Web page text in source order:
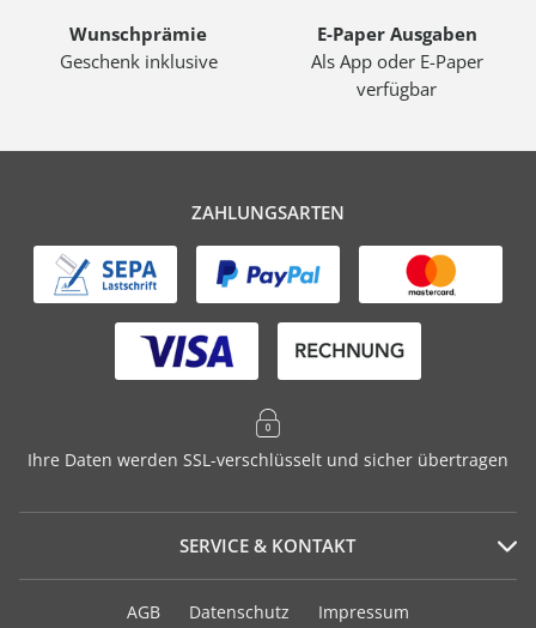
Wunschprämie
Geschenk inklusive
E-Paper Ausgaben
Als App oder E-Paper
verfügbar
ZAHLUNGSARTEN
Ihre Daten werden SSL-verschlüsselt und sicher übertragen
SERVICE & KONTAKT
Serviceportal
AGB Datenschutz Impressum